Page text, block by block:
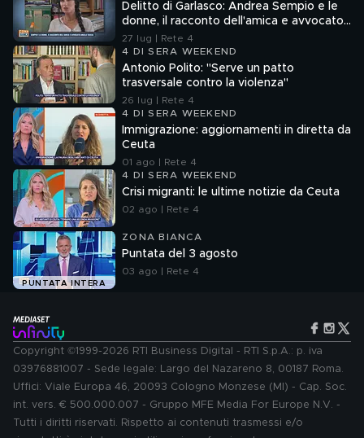
Delitto di Garlasco: Andrea Sempio e le
donne, il racconto dell'amica e avvocato
Angela Taccia
27 lug | Rete 4
4 DI SERA WEEKEND
Antonio Polito: "Serve un patto
trasversale contro la violenza"
26 lug | Rete 4
4 DI SERA WEEKEND
Immigrazione: aggiornamenti in diretta da
Ceuta
01 ago | Rete 4
4 DI SERA WEEKEND
Crisi migranti: le ultime notizie da Ceuta
02 ago | Rete 4
PUNTATA INTERA
ZONA BIANCA
Puntata del 3 agosto
03 ago | Rete 4
Copyright ©1999-2026 RTI Business Digital - RTI S.p.A.: p. iva
03976881007 - Sede legale: Largo del Nazareno 8, 00187 Roma.
Uffici: Viale Europa 46, 20093 Cologno Monzese (MI) - Cap. Soc.
int. vers. € 500.000.007 - Gruppo MFE Media For Europe N.V. -
Tutti i diritti riservati. Rispetto ai contenuti trasmessi e/o